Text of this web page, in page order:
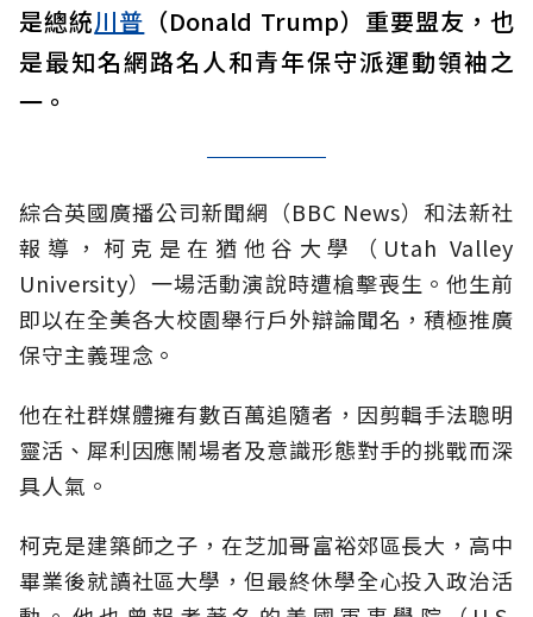
是總統川普 （Donald Trump）重要盟友，也
是最知名網路名人和青年保守派運動領袖之
一。
綜合英國廣播公司新聞網（BBC News）和法新社
報導，柯克是在猶他谷大學（Utah Valley
University）一場活動演說時遭槍擊喪生。他生前
即以在全美各大校園舉行戶外辯論聞名，積極推廣
保守主義理念。
他在社群媒體擁有數百萬追隨者，因剪輯手法聰明
靈活、犀利因應鬧場者及意識形態對手的挑戰而深
具人氣。
柯克是建築師之子，在芝加哥富裕郊區長大，高中
畢業後就讀社區大學，但最終休學全心投入政治活